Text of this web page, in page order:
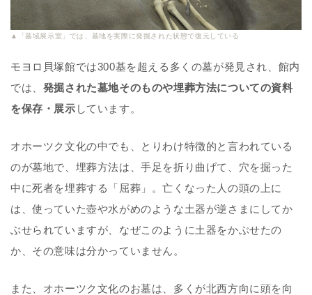
▲「墓域展示室」では、墓地を実際に発掘された状態で復元している
モヨロ貝塚館では300基を超える多くの墓が発見され、館内
では、 発掘された墓地そのものや埋葬方法についての資料
を保存・展示 しています。
オホーツク文化の中でも、とりわけ特徴的と言われている
のが墓地で、埋葬方法は、手足を折り曲げて、穴を掘った
中に死者を埋葬する「屈葬」。亡くなった人の頭の上に
は、使っていた壺や水がめのような土器が逆さまにしてか
ぶせられていますが、なぜこのように土器をかぶせたの
か、その意味は分かっていません。
また、オホーツク文化のお墓は、多くが北西方向に頭を向